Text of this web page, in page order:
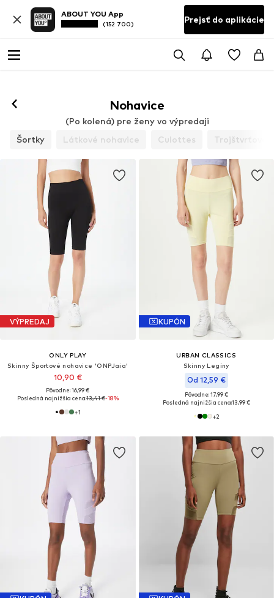
ABOUT YOU App
(152 700) Prejsť do aplikácie
Nohavice
(Po kolená) pre ženy vo výpredaji
Šortky
Látkové nohavice Culottes Trojštvrťové
VÝPREDAJ
ONLY PLAY
Skinny Športové nohavice 'ONPJaia'
10,90 €
Pôvodne: 16,99 €
Posledná najnižšia cena:13,41 €-18%
+1
KUPÓN
URBAN CLASSICS
Skinny Legíny
Od 12,59 €
Pôvodne: 17,99 €
Posledná najnižšia cena:13,99 €
+2